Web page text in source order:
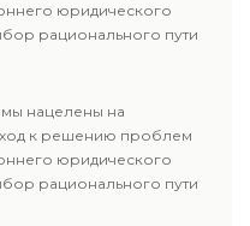
юридического
рационального пути
нацелены на
к решению проблем
юридического
рационального пути